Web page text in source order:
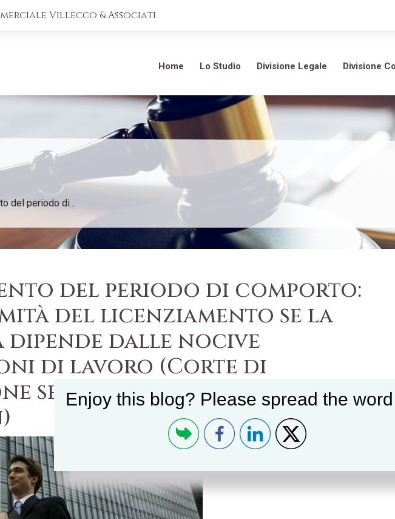
Villecco & Associati
Home Lo Studio Divisione Legale Divisione
del periodo di...
del periodo di comporto:
del licenziamento se la
dalle nocive
di lavoro (Corte di
sentenza n. 7946 del 7 aprile
Enjoy this blog? Please spread the